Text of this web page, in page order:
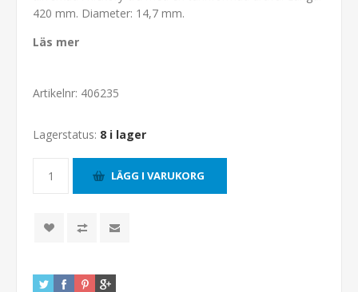
420 mm. Diameter: 14,7 mm.
Läs mer
Artikelnr: 406235
Lagerstatus: 8 i lager